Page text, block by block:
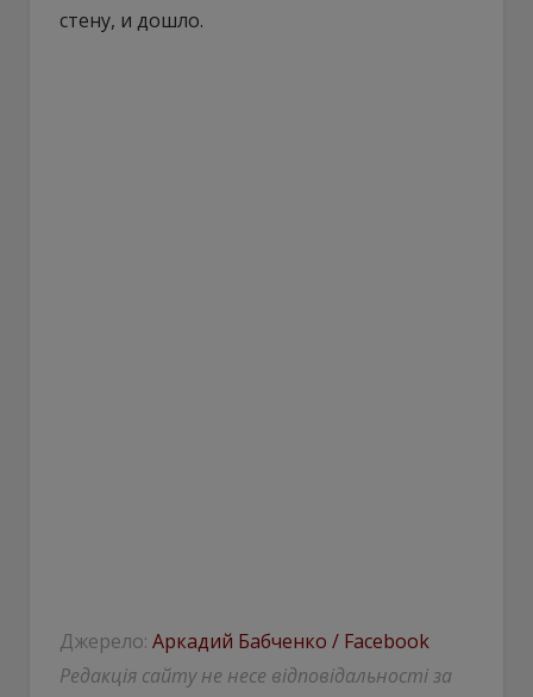
стену, и дошло.
Джерело: Аркадий Бабченко / Facebook
Редакція сайту не несе відповідальності за